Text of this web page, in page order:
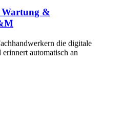
Wartung &
die digitale
automatisch an